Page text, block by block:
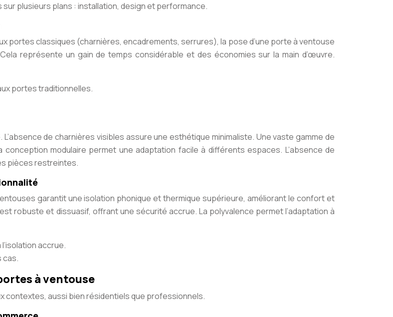
plusieurs plans : installation, design et performance.
portes classiques (charnières, encadrements, serrures), la pose d’une porte à ventouse
représente un gain de temps considérable et des économies sur la main d’œuvre.
portes traditionnelles.
de charnières visibles assure une esthétique minimaliste. Une vaste gamme de
modulaire permet une adaptation facile à différents espaces. L’absence de
pièces restreintes.
garantit une isolation phonique et thermique supérieure, améliorant le confort et
robuste et dissuasif, offrant une sécurité accrue. La polyvalence permet l’adaptation à
accrue.
cas.
à ventouse
contextes, aussi bien résidentiels que professionnels.